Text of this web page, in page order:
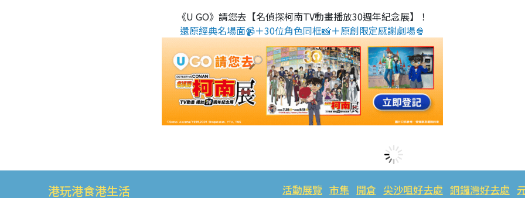
《U GO》請您去【名偵探柯南TV動畫播放30週年紀念展】！
還原經典名場面📹＋30位角色同框📸＋原創限定感謝劇場🍿
港玩港食港生活 活動展覽 市集 開倉 尖沙咀好去處 銅鑼灣好去處